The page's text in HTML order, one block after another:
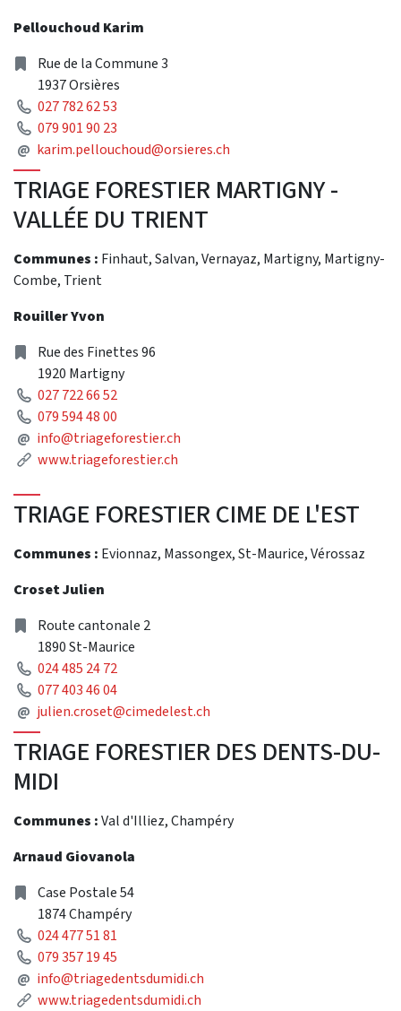
Pellouchoud Karim
Address
Rue de la Commune 3
1937 Orsières
Phone
027 782 62 53
Phone
079 901 90 23
@ Mail
karim.pellouchoud@orsieres.ch
TRIAGE FORESTIER MARTIGNY -
VALLÉE DU TRIENT
Communes : Finhaut, Salvan, Vernayaz, Martigny, Martigny-
Combe, Trient
Rouiller Yvon
Address
Rue des Finettes 96
1920 Martigny
Phone
027 722 66 52
Phone
079 594 48 00
@ Mail
info@triageforestier.ch
Link
www.triageforestier.ch
TRIAGE FORESTIER CIME DE L'EST
Communes : Evionnaz, Massongex, St-Maurice, Vérossaz
Croset Julien
Address
Route cantonale 2
1890 St-Maurice
Phone
024 485 24 72
Phone
077 403 46 04
@ Mail
julien.croset@cimedelest.ch
TRIAGE FORESTIER DES DENTS-DU-
MIDI
Communes :Val d'Illiez, Champéry
Arnaud Giovanola
Address
Case Postale 54
1874 Champéry
Phone
024 477 51 81
Phone
079 357 19 45
@ Mail
info@triagedentsdumidi.ch
Link
www.triagedentsdumidi.ch